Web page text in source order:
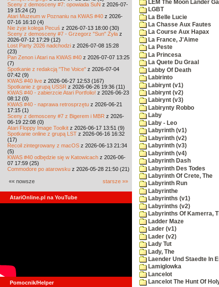
Sceny z demosceny #7: opowiada SuN z 2026-07-
19 15:24 (2)
Atari Muzeum w Poznaniu na KWAS #40 z 2026-
07-16 16:10 (4)
Nie żyje kolega Pecuś z 2026-07-13 18:00 (30)
Sceny z demosceny #7 - Grzegorz "Sun" Żyła z
2026-07-12 17:29 (12)
Lost Party 2026 nadchodzi z 2026-07-08 15:28
(23)
Pan Zenon i Atari na KWAS #40 z 2026-07-07 13:25
(7)
Spotkanie z redakcją "The Voice" z 2026-07-04
07:42 (9)
KWAS #40 live z 2026-06-27 12:53 (167)
Spotkanie z grupą USSR z 2026-06-26 19:36 (11)
KWAS #40 - zabierzcie Atari Portfolio! z 2026-06-23
08:12 (0)
KWAS #40 - naprawa retrosprzętu z 2026-06-21
17:15 (1)
Sceny z demosceny #7 z Bigerem i MBR z 2026-
06-19 22:08 (0)
Atari Floppy Image Toolkit z 2026-06-17 13:51 (9)
Spotkanie online z grupą LST z 2026-06-16 16:32
(17)
Recoil zintegrowany z macOS z 2026-06-13 21:34
(5)
KWAS #40 odbędzie się w Katowicach z 2026-06-
07 17:59 (25)
Commodore po atarowsku z 2026-05-28 21:50 (21)
«« nowsze starsze »»
AtariOnline.pl na YouTube
Pomocnik/Helper
LEM The Moon Lander
LGBT
La Belle Lucie
La Chasse Aux Fautes
La Course Aux Hapax
La France, J'Aime
La Peste
La Princesa
La Quete Du Graal
Labby Of Death
Labirinto
Labirynt (v1)
Labirynt (v2)
Labirynt (v3)
Labirynty Robbo
Laby
Laby - Leo
Labyrinth (v1)
Labyrinth (v2)
Labyrinth (v3)
Labyrinth (v4)
Labyrinth Dash
Labyrinth Des Todes
Labyrinth Of Crete, The
Labyrinth Run
Labyrinthe
Labyrinths (v1)
Labyrinths (v2)
Labyrinths Of Kamerra,
Ladder Maze
Lader (v1)
Lader (v2)
Lady Tut
Lady, The
Laender Und Staedte In
Lamiglowka
Lancelot
Lancelot The Hunt Of